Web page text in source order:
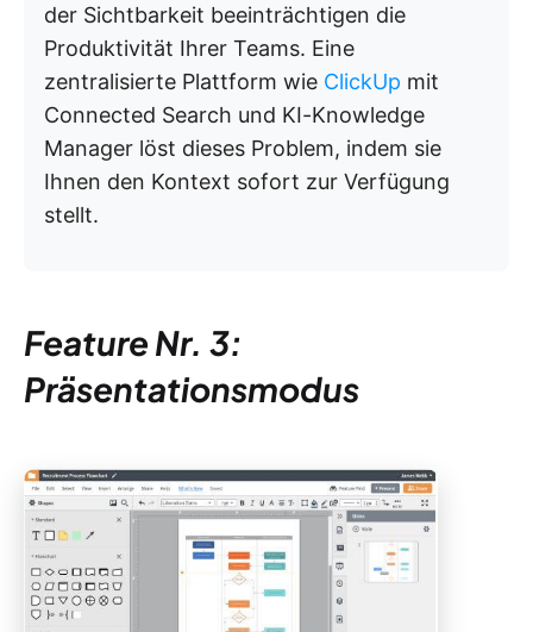
der Sichtbarkeit beeinträchtigen die
Produktivität Ihrer Teams. Eine
zentralisierte Plattform wie ClickUp mit
Connected Search und KI-Knowledge
Manager löst dieses Problem, indem sie
Ihnen den Kontext sofort zur Verfügung
stellt.
Feature Nr. 3:
Präsentationsmodus